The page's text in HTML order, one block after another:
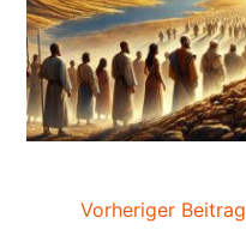
Vorheriger Beitrag